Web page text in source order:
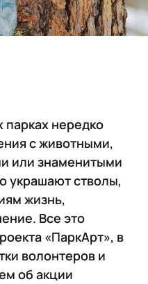
парках нередко
с животными,
или знаменитыми
украшают стволы,
жизнь,
Все это
«ПаркАрт», в
волонтеров и
об акции